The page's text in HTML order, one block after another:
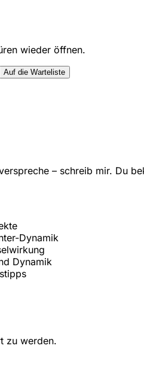
wieder öffnen.
Auf die Warteliste
– schreib mir. Du
Dynamik
Dynamik
zu werden.